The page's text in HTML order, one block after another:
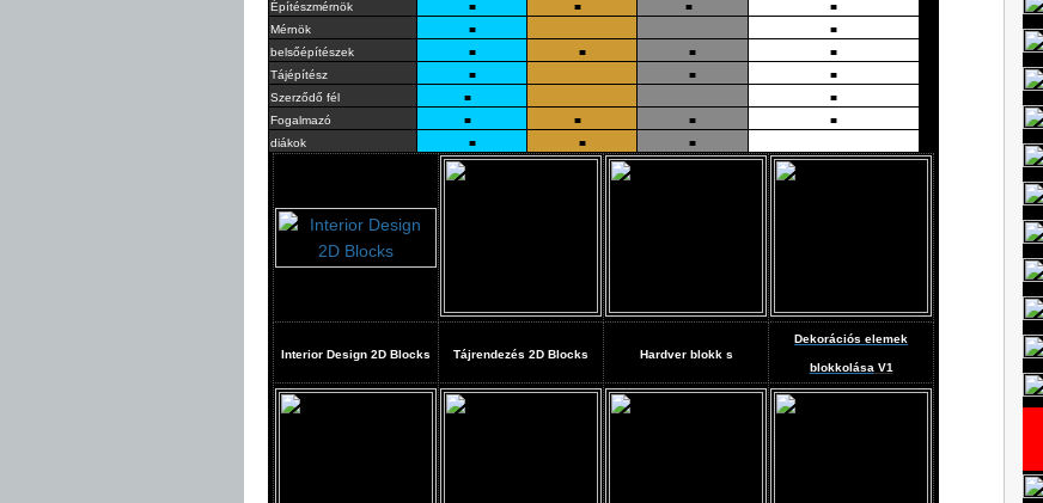
Építészmérnök
■ ■ ■
■
Mérnök
■
■
belsőépítészek
■ ■ ■
■
Tájépítész
■ ■
■
Szerződő fél
■
■
Fogalmazó
■ ■ ■
■
diákok
■ ■ ■
Interior Design 2D Blocks Tájrendezés 2D Blocks Hardver blokks
Dekorációs elemek
blokkolása V1